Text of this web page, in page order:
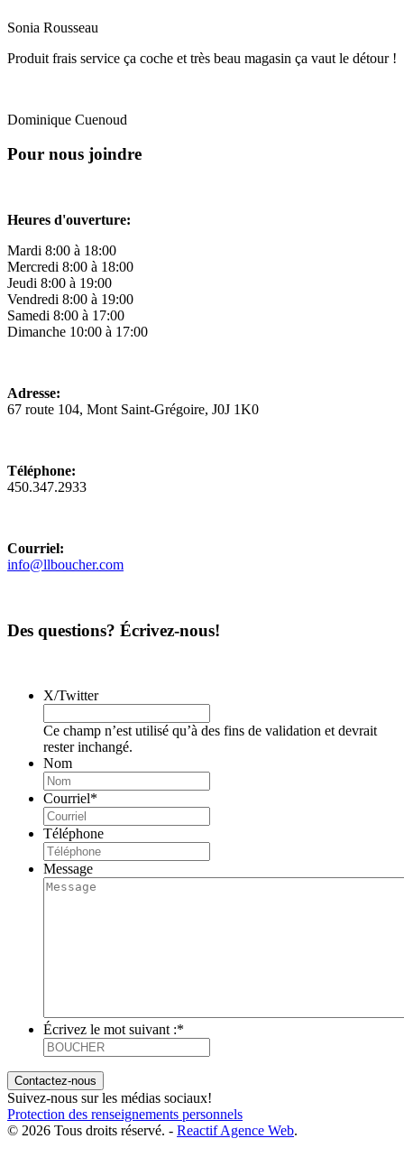
Sonia Rousseau
Produit frais service ça coche et très beau magasin ça vaut le détour !
Dominique Cuenoud
Pour nous joindre
Heures d'ouverture:
Mardi 8:00 à 18:00
Mercredi 8:00 à 18:00
Jeudi 8:00 à 19:00
Vendredi 8:00 à 19:00
Samedi 8:00 à 17:00
Dimanche 10:00 à 17:00
Adresse:
67 route 104, Mont Saint-Grégoire, J0J 1K0
Téléphone:
450.347.2933
Courriel:
info@llboucher.com
Des questions? Écrivez-nous!
X/Twitter
Ce champ n’est utilisé qu’à des fins de validation et devrait
rester inchangé.
Nom
Courriel*
Téléphone
Message
Écrivez le mot suivant :*
Suivez-nous sur les médias sociaux!
Protection des renseignements personnels
© 2026 Tous droits réservé. - Reactif Agence Web.